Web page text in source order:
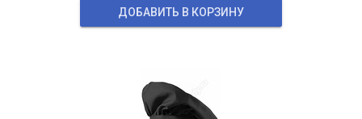
ДОБАВИТЬ В КОРЗИНУ